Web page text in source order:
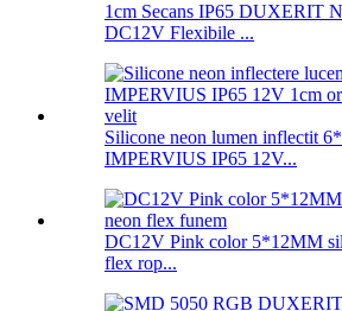
1cm Secans IP65 DUXERIT
DC12V Flexibile ...
Silicone neon lumen inflectit
IMPERVIUS IP65 12V...
DC12V Pink color 5*12MM
flex rop...